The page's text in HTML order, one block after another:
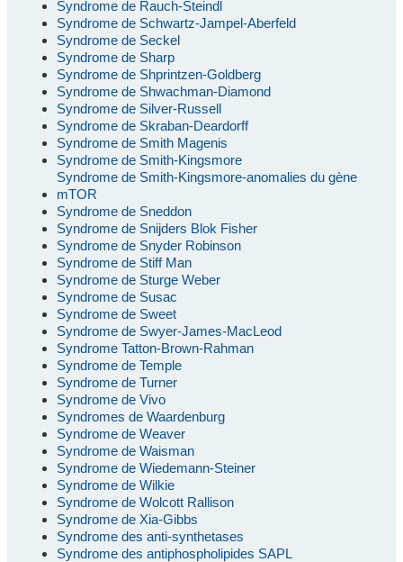
Syndrome de Rauch-Steindl
Syndrome de Schwartz-Jampel-Aberfeld
Syndrome de Seckel
Syndrome de Sharp
Syndrome de Shprintzen-Goldberg
Syndrome de Shwachman-Diamond
Syndrome de Silver-Russell
Syndrome de Skraban-Deardorff
Syndrome de Smith Magenis
Syndrome de Smith-Kingsmore
Syndrome de Smith-Kingsmore-anomalies du gène
mTOR
Syndrome de Sneddon
Syndrome de Snijders Blok Fisher
Syndrome de Snyder Robinson
Syndrome de Stiff Man
Syndrome de Sturge Weber
Syndrome de Susac
Syndrome de Sweet
Syndrome de Swyer-James-MacLeod
Syndrome Tatton-Brown-Rahman
Syndrome de Temple
Syndrome de Turner
Syndrome de Vivo
Syndromes de Waardenburg
Syndrome de Weaver
Syndrome de Waisman
Syndrome de Wiedemann-Steiner
Syndrome de Wilkie
Syndrome de Wolcott Rallison
Syndrome de Xia-Gibbs
Syndrome des anti-synthetases
Syndrome des antiphospholipides SAPL